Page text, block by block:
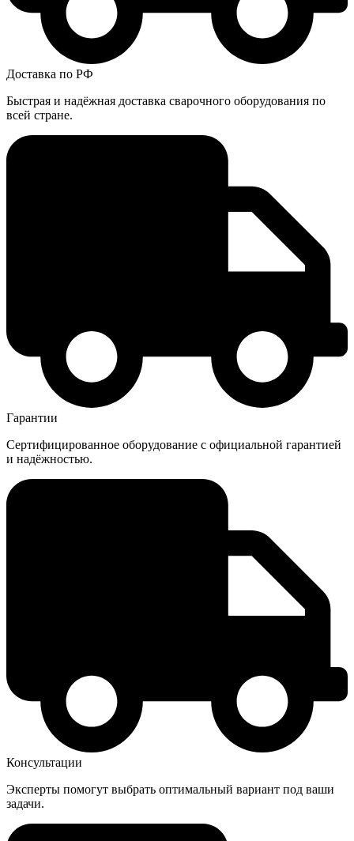
Доставка по РФ
Быстрая и надёжная доставка сварочного оборудования по
всей стране.
Гарантии
Сертифицированное оборудование с официальной гарантией
и надёжностью.
Консультации
Эксперты помогут выбрать оптимальный вариант под ваши
задачи.